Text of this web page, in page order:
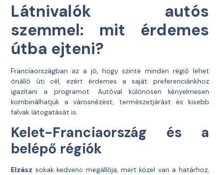
Látnivalók autós
szemmel: mit érdemes
útba ejteni?
Franciaországban az a jó, hogy szinte minden régió lehet
önálló úti cél, ezért érdemes a saját preferenciánkhoz
igazítani a programot. Autóval különösen kényelmesen
kombinálhatjuk a városnézést, természetjárást és kisebb
falvak látogatását is.
Kelet-Franciaország és a
belépő régiók
Elzász sokak kedvenc megállója, mert közel van a határhoz,